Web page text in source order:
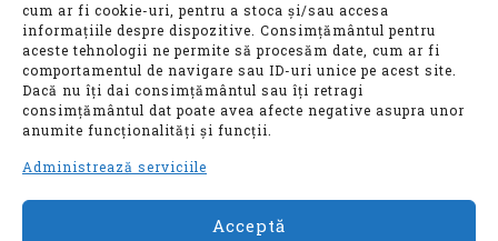
cum ar fi cookie-uri, pentru a stoca și/sau accesa
informațiile despre dispozitive. Consimțământul pentru
aceste tehnologii ne permite să procesăm date, cum ar fi
comportamentul de navigare sau ID-uri unice pe acest site.
Dacă nu îți dai consimțământul sau îți retragi
consimțământul dat poate avea afecte negative asupra unor
anumite funcționalități și funcții.
Administrează serviciile
Acceptă
Achiziționarea unui autoturism second hand, este
o decizie importantă, care implică nu doar o
investiție financiară considerabilă, ci și o
alegere ce vă va influența confortul, siguranța și
mobilitatea pentru ani de zile.